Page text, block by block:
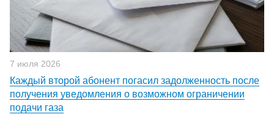
7 июля 2026
Каждый второй абонент погасил задолженность после
получения уведомления о возможном ограничении
подачи газа